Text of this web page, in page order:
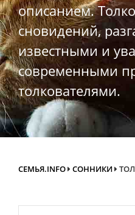
описанием.
сновидений,
известными и
современными
толкователями.
СЕМЬЯ.INFO СОННИКИ